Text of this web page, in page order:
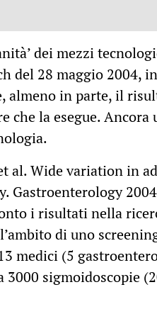
dei mezzi
del 28 maggio 2004,
almeno in parte, il
che la esegue.
al. Wide variation in
Gastroenterology
i risultati nella
di uno
medici (5
sigmoidoscopie